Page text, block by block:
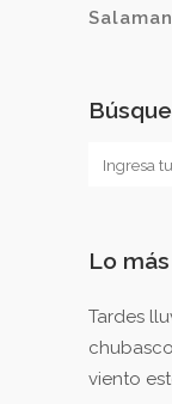
Lo
Tardes
viento